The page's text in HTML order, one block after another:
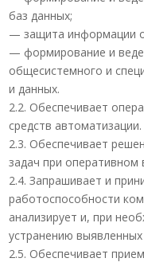
баз данных;
— защита информации
— формирование и
общесистемного и
и данных.
2.2. Обеспечивает
средств автоматизации.
2.3. Обеспечивает
задач при оперативном
2.4. Запрашивает и
работоспособности
анализирует и, при
устранению
2.5. Обеспечивает